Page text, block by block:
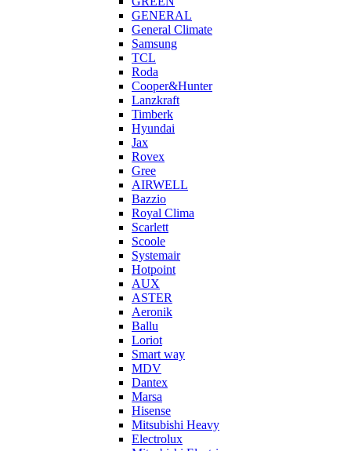
GENERAL
General Climate
Samsung
TCL
Roda
Cooper&Hunter
Lanzkraft
Timberk
Hyundai
Jax
Rovex
Gree
AIRWELL
Bazzio
Royal Clima
Scarlett
Scoole
Systemair
Hotpoint
AUX
ASTER
Aeronik
Ballu
Loriot
Smart way
MDV
Dantex
Marsa
Hisense
Mitsubishi Heavy
Electrolux